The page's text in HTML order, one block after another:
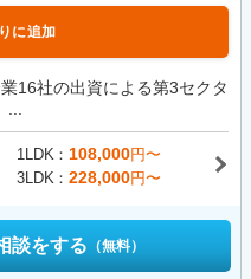
に追加
16社の出資による第3セクタ
1LDK 108,000円〜
3LDK 228,000円〜
談をする （無料）